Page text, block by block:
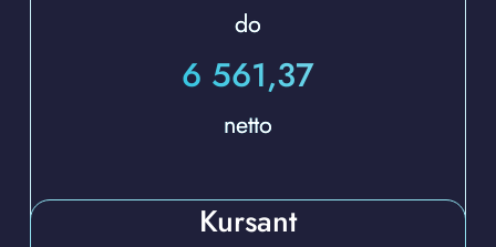
do
6 561,37
netto
Kursant